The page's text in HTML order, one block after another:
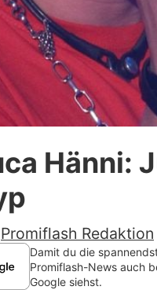
Hänni:
Promiflash Redaktion
Damit du die
Promiflash-News auch
Google siehst.